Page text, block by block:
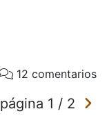
12 comentarios
página 1 / 2